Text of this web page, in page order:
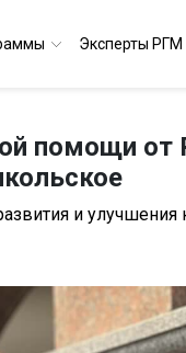
Эксперты РГМ
помощи
и улучшения